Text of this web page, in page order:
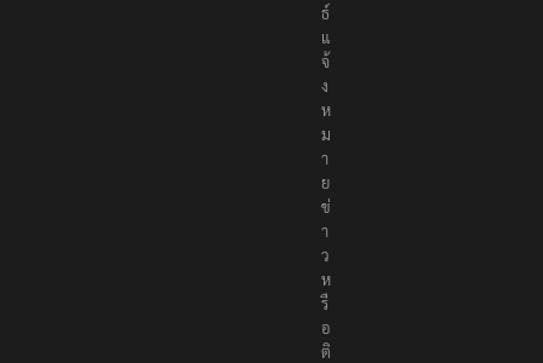
น
ธ์
แ
จ้
ง
ห
ม
า
ย
ข่
า
ว
ห
รื
อ